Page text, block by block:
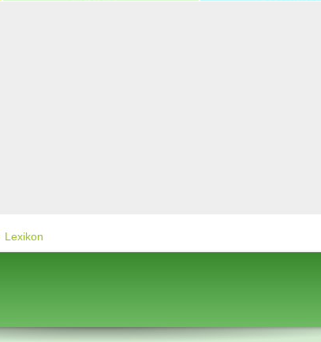
Technik
Lexikon